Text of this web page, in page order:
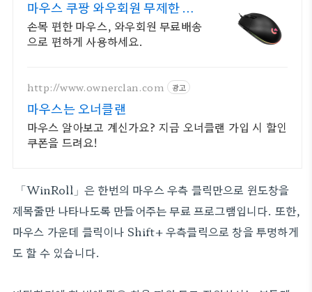
마우스 쿠팡 와우회원 무제한 무
료배송
손목 편한 마우스, 와우회원 무료배송
으로 편하게 사용하세요.
http://www.ownerclan.com 광고
마우스는 오너클랜
마우스 알아보고 계신가요? 지금 오너클랜 가입 시 할인
쿠폰을 드려요!
「WinRoll」은 한번의 마우스 우측 클릭만으로 윈도창을
제목줄만 나타나도록 만들어주는 무료 프로그램입니다. 또한,
마우스 가운데 클릭이나 Shift+ 우측클릭으로 창을 투명하게
도 할 수 있습니다.